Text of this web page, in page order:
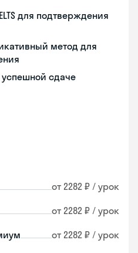
для подтверждения
метод для
успешной сдаче
от 2282 ₽ / урок
от 2282 ₽ / урок
от 2282 ₽ / урок